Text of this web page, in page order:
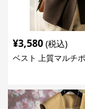
¥3,580 (税込)
ベスト 上質マルチ